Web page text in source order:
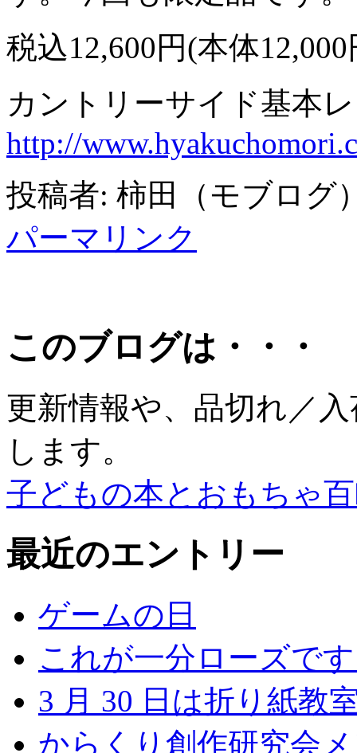
税込12,600円(本体12,000
カントリーサイド基本
http://
投稿者: 柿田（モブログ
パーマリンク
このブログは・・・
更新情報や、品切れ／
します。
子どもの本とおもちゃ
最近のエントリー
ゲームの日
これが一分ローズで
3 月 30 日は折り紙教
からくり創作研究会